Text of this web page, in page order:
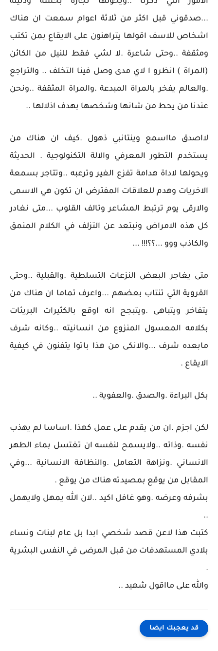
...صدقوني قبل اكثر من ثلاثة اعوام سمعت ان هناك
اشخاص للاسف اقولها يتراهنون على الايقاع بمن تكتب
ومثقفة ..وحتى شاعرة .لا لشي فقط للنيل من الكائن
(المراة ) انظرو ا لاي مدى وصل فينا التخلف .. والتراجع
.والعالم يفخر بالمراة المبدعة .والمراة المثقفة ..ونحن
عندنا من يحط من شانها وشخصها بهدف اذلالها ..
لااصدق مااسمع وينتانبي ذهول .كيف ان هناك من
يستخدم التطور المعرفي والالة التكنولوجية . الحديثة
ويحولها لاداة هدامة تفزع الغير وترعبه ..وتتاجر بسمعة
الاخريات وهدم للعلاقات المفترض ان تكون هي الاسمى
والارقى يوم ترتبط المشاعر وتالف القلوب ...متى نغادر
كل هذه الامراض ونبتعد عن التزلف في الكلام المنمق
والكاذب ووو ...؟؟!!! ...
متى يغاجر البعض النزعات التسلطية .والقبلية ..وحتى
القروية التي تنتاب بعضهم ...واعرف تماما ان هناك من
يتفاخر ويتباهى .ويتبجح انه اوقع بالكثيرات البريئات
بكلامه المعسول المنزوع من انسانيته ..وكانه شرف
مابعده شرف ...والانكى من هذا باتوا يتفنون في كيفية
الايقاع .
بكل البراءة .والصدق .والعفوية ..
لكن اجزم .ان من يقدم على عمل كهذا .اساسا لم يهذب
نفسه .وذاته ..ولايسمح لنفسه ان تغتسل بماء الطهر
الانساني .ونزاهة التعامل .والنظافة الانسانية ...وفي
المقابل من يوقع بمصيدته هناك من يوقع .
بشرفه وعرضه .وهو غافل اكيد ..لان الله يمهل ولايهمل
..
كتبت هذا لاعن قصد شخصي ابدا بل عام لبنات ونساء
بلادي المستهدفات من قبل المرضى في النفس البشرية
.
والله على مااقول شهيد ..
قد يعجبك ايضا